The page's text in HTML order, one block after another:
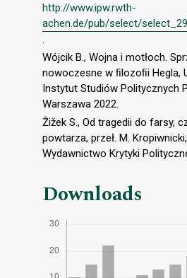
http://www.ipw.rwth-
achen.de/pub/select/
Wójcik B., Wojna i motłoch.
nowoczesne w ﬁlozoﬁi Hegla,
Instytut Studiów Politycznych
Warszawa 2022.
Žižek S., Od tragedii do farsy,
powtarza, przeł. M.
Wydawnictwo Krytyki
Downloads